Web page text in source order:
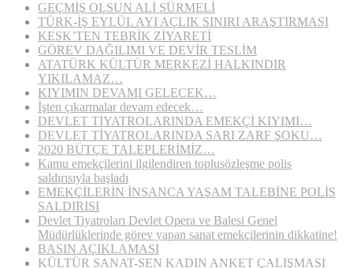
GEÇMİŞ OLSUN ALİ SÜRMELİ
TÜRK-İŞ EYLÜL AYI AÇLIK SINIRI ARAŞTIRMASI
KESK’TEN TEBRİK ZİYARETİ
GÖREV DAĞILIMI VE DEVİR TESLİM
ATATÜRK KÜLTÜR MERKEZİ HALKINDIR
YIKILAMAZ…
KIYIMIN DEVAMI GELECEK…
İşten çıkarmalar devam edecek…
DEVLET TİYATROLARINDA EMEKÇİ KIYIMI…
DEVLET TİYATROLARINDA SARI ZARF ŞOKU…
2020 BÜTÇE TALEPLERİMİZ…
Kamu emekçilerini ilgilendiren toplusözleşme polis
saldırısıyla başladı
EMEKÇİLERİN İNSANCA YAŞAM TALEBİNE POLİS
SALDIRISI
Devlet Tiyatroları Devlet Opera ve Balesi Genel
Müdürlüklerinde görev yapan sanat emekçilerinin dikkatine!
BASIN AÇIKLAMASI
KÜLTÜR SANAT-SEN KADIN ANKET ÇALIŞMASI